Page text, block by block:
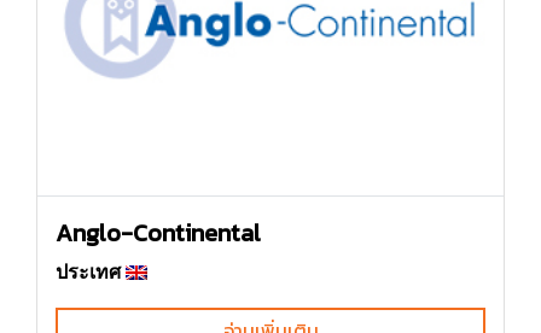
Anglo-Continental
ประเทศ